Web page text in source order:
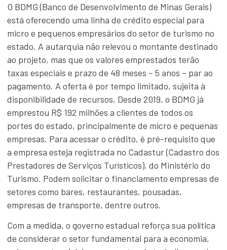
O BDMG (Banco de Desenvolvimento de Minas Gerais)
está oferecendo uma linha de crédito especial para
micro e pequenos empresários do setor de turismo no
estado. A autarquia não relevou o montante destinado
ao projeto, mas que os valores emprestados terão
taxas especiais e prazo de 48 meses – 5 anos – par ao
pagamento. A oferta é por tempo limitado, sujeita à
disponibilidade de recursos, Desde 2019, o BDMG já
emprestou R$ 192 milhões a clientes de todos os
portes do estado, principalmente de micro e pequenas
empresas. Para acessar o crédito, é pré-requisito que
a empresa esteja registrada no Cadastur (Cadastro dos
Prestadores de Serviços Turísticos), do Ministério do
Turismo. Podem solicitar o financiamento empresas de
setores como bares, restaurantes, pousadas,
empresas de transporte, dentre outros.
Com a medida, o governo estadual reforça sua política
de considerar o setor fundamental para a economia,